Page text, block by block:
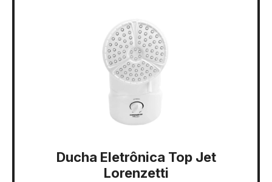
Ducha Eletrônica Top Jet
Lorenzetti